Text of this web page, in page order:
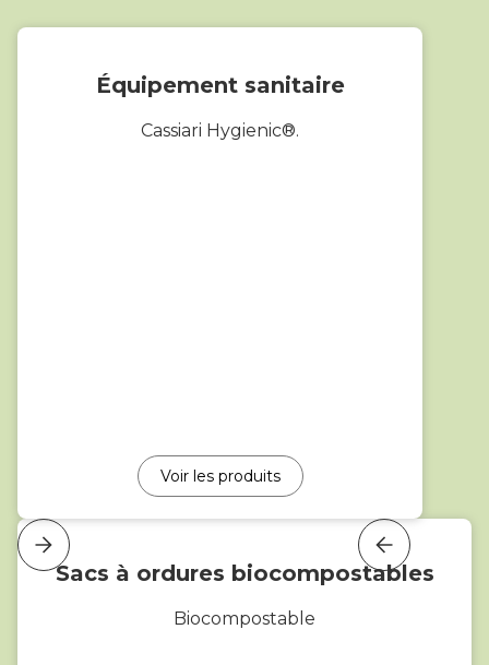
Équipement sanitaire
Cassiari Hygienic®.
Voir les produits
Sacs à ordures biocompostables
Biocompostable